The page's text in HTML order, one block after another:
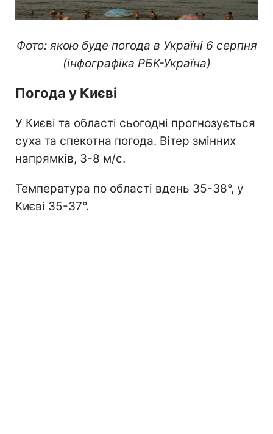
Фото: якою буде погода в Україні 6 серпня
(інфографіка РБК-Україна)
Погода у Києві
У Києві та області сьогодні прогнозується
суха та спекотна погода. Вітер змінних
напрямків, 3-8 м/с.
Температура по області вдень 35-38°, у
Києві 35-37°.